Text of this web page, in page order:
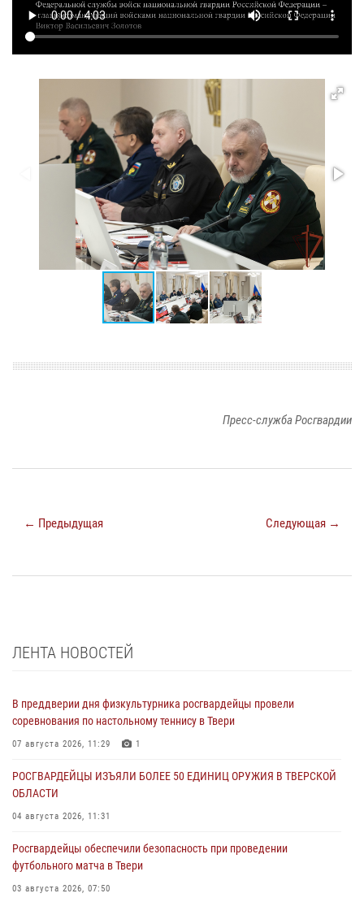
Пресс-служба Росгвардии
← Предыдущая Следующая →
ЛЕНТА НОВОСТЕЙ
В преддверии дня физкультурника росгвардейцы провели
соревнования по настольному теннису в Твери
07 августа 2026, 11:29 1
РОСГВАРДЕЙЦЫ ИЗЪЯЛИ БОЛЕЕ 50 ЕДИНИЦ ОРУЖИЯ В ТВЕРСКОЙ
ОБЛАСТИ
04 августа 2026, 11:31
Росгвардейцы обеспечили безопасность при проведении
футбольного матча в Твери
03 августа 2026, 07:50